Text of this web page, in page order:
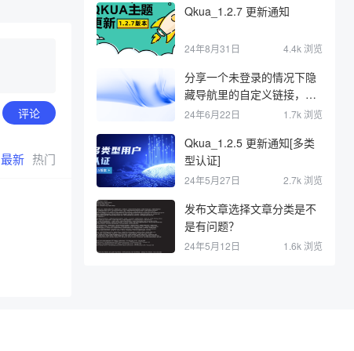
评论
最新 热门
Qkua_1.2.7 更新通知
24年8月31日 4.4k 浏览
分享一个未登录的情况下隐
藏导航里的自定义链接，登
录后显示
24年6月22日 1.7k 浏览
Qkua_1.2.5 更新通知[多类
型认证]
24年5月27日 2.7k 浏览
发布文章选择文章分类是不
是有问题？
24年5月12日 1.6k 浏览